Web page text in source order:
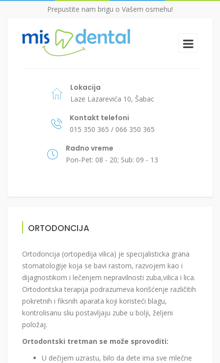
Prepustite nam brigu o Vašem osmehu!
Lokacija
Laze Lazarevića 10, Šabac
Kontakt telefoni
015 350 365 / 066 350 365
Radno vreme
Pon-Pet: 08 - 20; Sub: 09 - 13
ORTODONCIJA
Ortodoncija (ortopedija vilica) je specijalisticka grana
stomatologije koja se bavi rastom, razvojem kao i
dijagnostikom i lečenjem nepravilnosti zuba,vilica i lica.
Ortodontska terapija podrazumeva korišćenje različitih
pokretnih i fiksnih aparata koji koristeći blagu,
kontrolisanu sliu postavljaju zube u bolji, željeni
položaj.
Ortodontski tretman se može sprovoditi:
U dečijem uzrastu, bilo da dete ima sve mlečne